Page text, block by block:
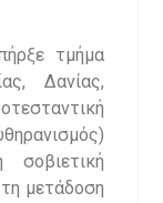
τμήμα
Δανίας,
μετάδοση